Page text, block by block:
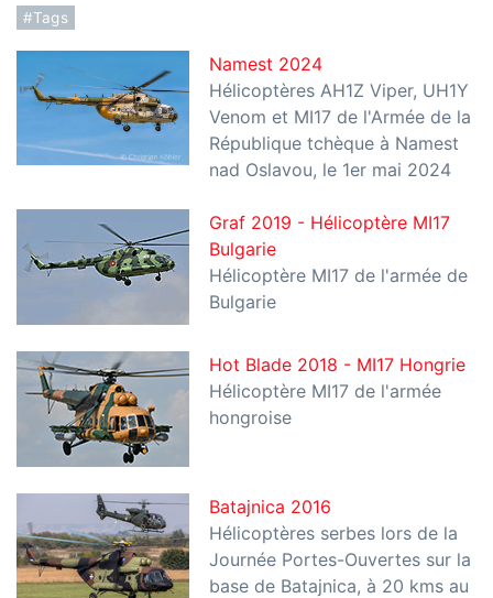
#Tags
Namest 2024
Hélicoptères AH1Z Viper, UH1Y
Venom et MI17 de l'Armée de la
République tchèque à Namest
nad Oslavou, le 1er mai 2024
Graf 2019 - Hélicoptère MI17
Bulgarie
Hélicoptère MI17 de l'armée de
Bulgarie
Hot Blade 2018 - MI17 Hongrie
Hélicoptère MI17 de l'armée
hongroise
Batajnica 2016
Hélicoptères serbes lors de la
Journée Portes-Ouvertes sur la
base de Batajnica, à 20 kms au